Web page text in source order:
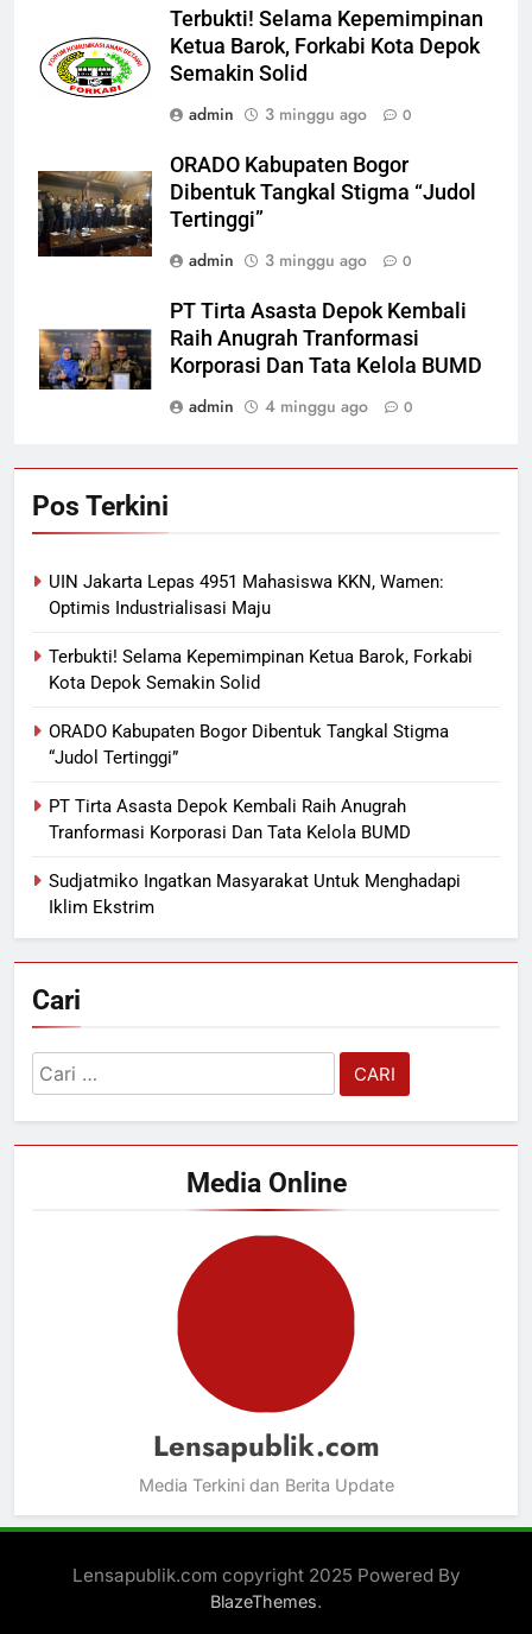
Terbukti! Selama Kepemimpinan
Ketua Barok, Forkabi Kota Depok
Semakin Solid
admin
3 minggu ago 0
ORADO Kabupaten Bogor
Dibentuk Tangkal Stigma “Judol
Tertinggi”
admin
3 minggu ago 0
PT Tirta Asasta Depok Kembali
Raih Anugrah Tranformasi
Korporasi Dan Tata Kelola BUMD
admin
4 minggu ago 0
Pos Terkini
UIN Jakarta Lepas 4951 Mahasiswa KKN, Wamen:
Optimis Industrialisasi Maju
Terbukti! Selama Kepemimpinan Ketua Barok, Forkabi
Kota Depok Semakin Solid
ORADO Kabupaten Bogor Dibentuk Tangkal Stigma
“Judol Tertinggi”
PT Tirta Asasta Depok Kembali Raih Anugrah
Tranformasi Korporasi Dan Tata Kelola BUMD
Sudjatmiko Ingatkan Masyarakat Untuk Menghadapi
Iklim Ekstrim
Cari
Cari
untuk:
Media Online
Lensapublik.com
Media Terkini dan Berita Update
Lensapublik.com copyright 2025 Powered By
BlazeThemes.